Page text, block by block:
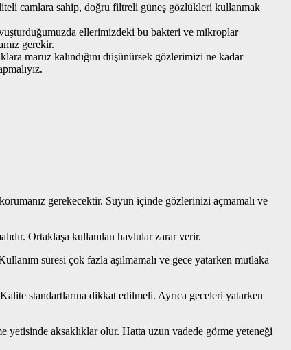
camlara sahip, doğru filtreli güneş gözlükleri kullanmak
ellerimizdeki bu bakteri ve mikroplar
gerekir.
maruz kalındığını düşünürsek gözlerimizi ne kadar
gerekecektir. Suyun içinde gözlerinizi açmamalı ve
Ortaklaşa kullanılan havlular zarar verir.
süresi çok fazla aşılmamalı ve gece yatarken mutlaka
standartlarına dikkat edilmeli. Ayrıca geceleri yatarken
aksaklıklar olur. Hatta uzun vadede görme yeteneği